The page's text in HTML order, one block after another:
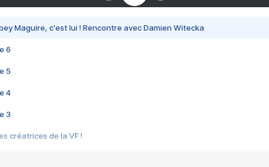
Maguire, c'est lui ! Rencontre avec Damien Witecka
6
5
4
3
créatrices de la VF !